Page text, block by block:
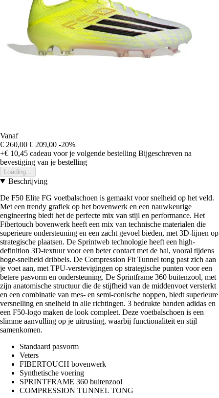
Vanaf
€ 260,00 € 209,00 -20%
+€ 10,45 cadeau voor je volgende bestelling Bijgeschreven na
bevestiging van je bestelling
Loading...
Beschrijving
De F50 Elite FG voetbalschoen is gemaakt voor snelheid op het veld.
Met een trendy grafiek op het bovenwerk en een nauwkeurige
engineering biedt het de perfecte mix van stijl en performance. Het
Fibertouch bovenwerk heeft een mix van technische materialen die
superieure ondersteuning en een zacht gevoel bieden, met 3D-lijnen op
strategische plaatsen. De Sprintweb technologie heeft een high-
definition 3D-textuur voor een beter contact met de bal, vooral tijdens
hoge-snelheid dribbels. De Compression Fit Tunnel tong past zich aan
je voet aan, met TPU-verstevigingen op strategische punten voor een
betere pasvorm en ondersteuning. De Sprintframe 360 buitenzool, met
zijn anatomische structuur die de stijfheid van de middenvoet versterkt
en een combinatie van mes- en semi-conische noppen, biedt superieure
versnelling en snelheid in alle richtingen. 3 bedrukte banden adidas en
een F50-logo maken de look compleet. Deze voetbalschoen is een
slimme aanvulling op je uitrusting, waarbij functionaliteit en stijl
samenkomen.
Standaard pasvorm
Veters
FIBERTOUCH bovenwerk
Synthetische voering
SPRINTFRAME 360 buitenzool
COMPRESSION TUNNEL TONG